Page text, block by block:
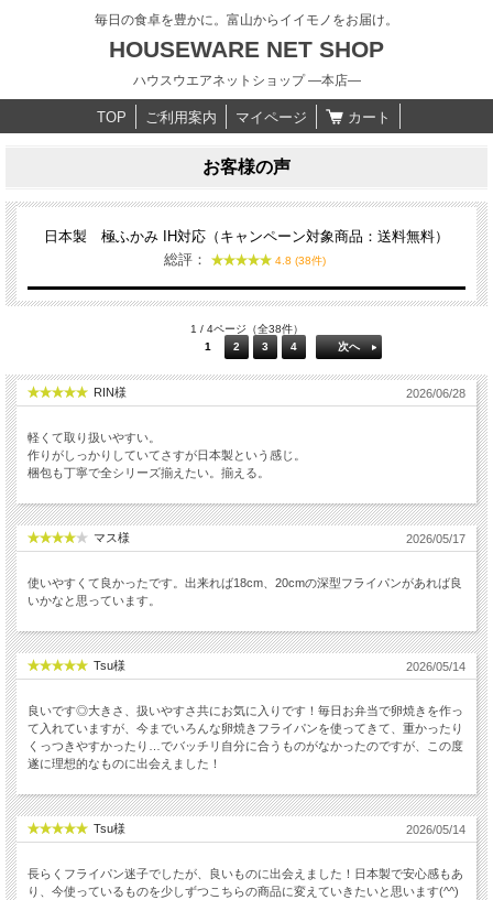
毎日の食卓を豊かに。富山からイイモノをお届け。
HOUSEWARE NET SHOP
ハウスウエアネットショップ ―本店―
TOP ご利用案内 マイページ カート
お客様の声
日本製 極ふかみ IH対応（キャンペーン対象商品：送料無料）
総評：
4.8 (38件)
1 / 4ページ（全38件）
1
2 3 4 次へ
RIN様 2026/06/28
軽くて取り扱いやすい。
作りがしっかりしていてさすが日本製という感じ。
梱包も丁寧で全シリーズ揃えたい。揃える。
マス様 2026/05/17
使いやすくて良かったです。出来れば18cm、20cmの深型フライパンがあれば良
いかなと思っています。
Tsu様 2026/05/14
良いです◎大きさ、扱いやすさ共にお気に入りです！毎日お弁当で卵焼きを作っ
て入れていますが、今までいろんな卵焼きフライパンを使ってきて、重かったり
くっつきやすかったり…でバッチリ自分に合うものがなかったのですが、この度
遂に理想的なものに出会えました！
Tsu様 2026/05/14
長らくフライパン迷子でしたが、良いものに出会えました！日本製で安心感もあ
り、今使っているものを少しずつこちらの商品に変えていきたいと思います(^^)